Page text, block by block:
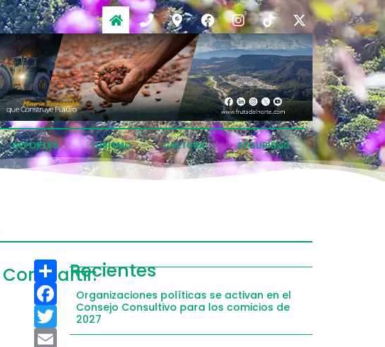
DEPORTES TURISMO CULTURA SEGURIDAD
Compartir:
Compartir
Facebook
Twitter
Email
Recientes
Organizaciones políticas se activan en el
Consejo Consultivo para los comicios de
2027